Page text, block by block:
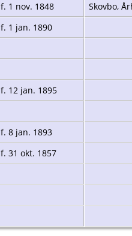
f. 1 nov. 1848 Skovbo,
f. 1 jan. 1890
f. 12 jan. 1895
f. 8 jan. 1893
f. 31 okt. 1857